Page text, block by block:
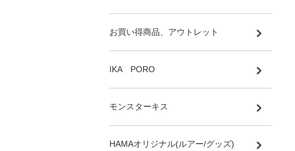
お買い得商品、アウトレット
IKA PORO
モンスターキス
HAMAオリジナル(ルアー/グッズ)